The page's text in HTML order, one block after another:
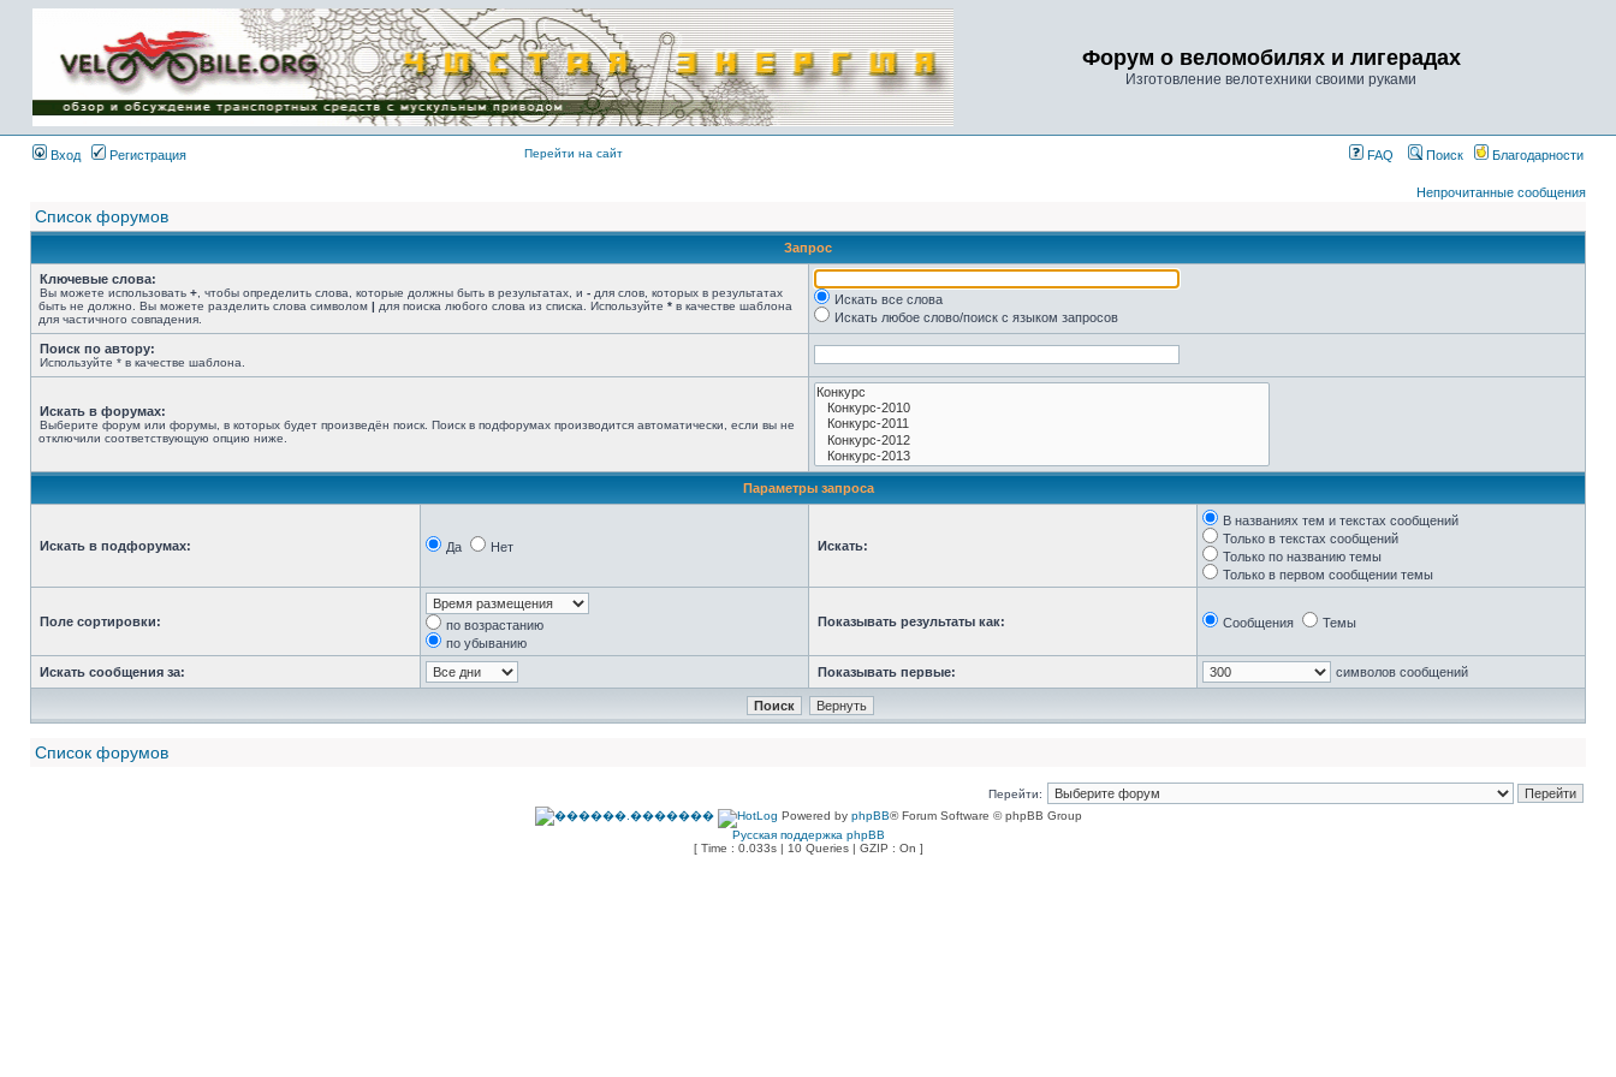
Имя пользователя:
Пароль:
{ LOG_ME_IN_SHORT
}
Форум о веломобилях и лигерадах
Изготовление велотехники своими руками
Вход Регистрация Перейти на сайт FAQ Поиск Благодарности
Непрочитанные сообщения
Список форумов
Запрос
Ключевые слова:
Вы можете использовать + , чтобы определить слова, которые должны быть в результатах, и - для слов, которых в результатах
быть не должно. Вы можете разделить слова символом | для поиска любого слова из списка. Используйте * в качестве шаблона
для частичного совпадения.
Искать все слова
Искать любое слово/поиск с языком запросов
Поиск по автору:
Используйте * в качестве шаблона.
Искать в форумах:
Выберите форум или форумы, в которых будет произведён поиск. Поиск в подфорумах производится автоматически, если вы не
отключили соответствующую опцию ниже.
Параметры запроса
Искать в подфорумах: Да Нет Искать:
В названиях тем и текстах сообщений
Только в текстах сообщений
Только по названию темы
Только в первом сообщении темы
Поле сортировки:
по возрастанию
по убыванию
Показывать результаты как: Сообщения Темы
Искать сообщения за: Показывать первые: символов сообщений
Список форумов
Перейти:
Powered by phpBB® Forum Software © phpBB Group
Русская поддержка phpBB
[ Time : 0.033s | 10 Queries | GZIP : On ]